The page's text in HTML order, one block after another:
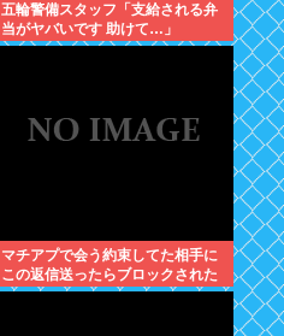
五輪警備スタッフ「支給される弁
当がヤバいです 助けて…」
マチアプで会う約束してた相手に
この返信送ったらブロックされた
んやが